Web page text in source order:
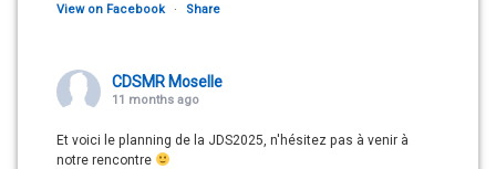
View on Facebook · Share
CDSMR Moselle
11 months ago
Et voici le planning de la JDS2025, n'hésitez pas à venir à
notre rencontre